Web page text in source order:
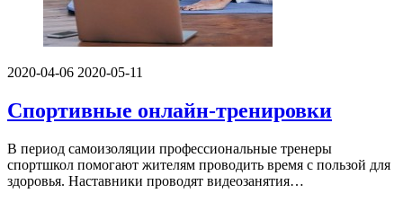
2020-04-06 2020-05-11
Спортивные онлайн-тренировки
В период самоизоляции профессиональные тренеры
спортшкол помогают жителям проводить время с пользой для
здоровья. Наставники проводят видеозанятия…